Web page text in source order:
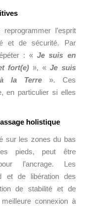
l’esprit
et de sécurité. Par
: «Je suis en
fort(e) », «Je suis
à la Terre». Ces
en particulier si elles
holistique
sur les zones du bas
pieds, peut être
l’ancrage. Les
et de libération des
de stabilité et de
connexion à